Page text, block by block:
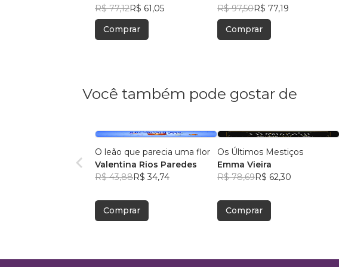
Barros Gallo
R$ 77,12R$ 61,05
Comprar
Barros Gallo
R$ 97,50R$ 77,19
Comprar
Você também pode gostar de
O leão que parecia uma flor
Valentina Rios Paredes
R$ 43,88R$ 34,74
Comprar
Os Últimos Mestiços
Emma Vieira
R$ 78,69R$ 62,30
Comprar